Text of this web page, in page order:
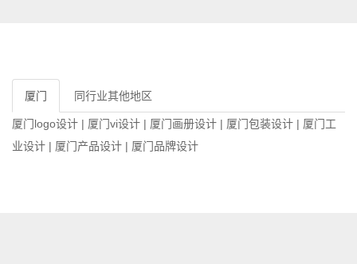
厦门 同行业其他地区
厦门logo设计 | 厦门vi设计 | 厦门画册设计 | 厦门包装设计 | 厦门工
业设计 | 厦门产品设计 | 厦门品牌设计